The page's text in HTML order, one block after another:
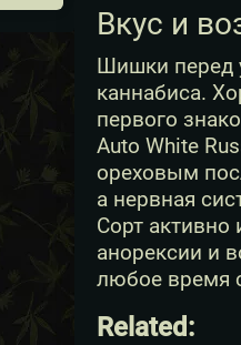
Вкус и
Шишки перед
каннабиса.
первого
Auto White
ореховым
а нервная
Сорт активно
анорексии и
любое время
Related: